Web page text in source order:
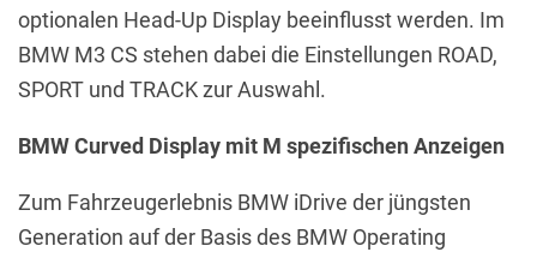
optionalen Head-Up Display beeinflusst werden. Im
BMW M3 CS stehen dabei die Einstellungen ROAD,
SPORT und TRACK zur Auswahl.
BMW Curved Display mit M spezifischen Anzeigen
Zum Fahrzeugerlebnis BMW iDrive der jüngsten
Generation auf der Basis des BMW Operating